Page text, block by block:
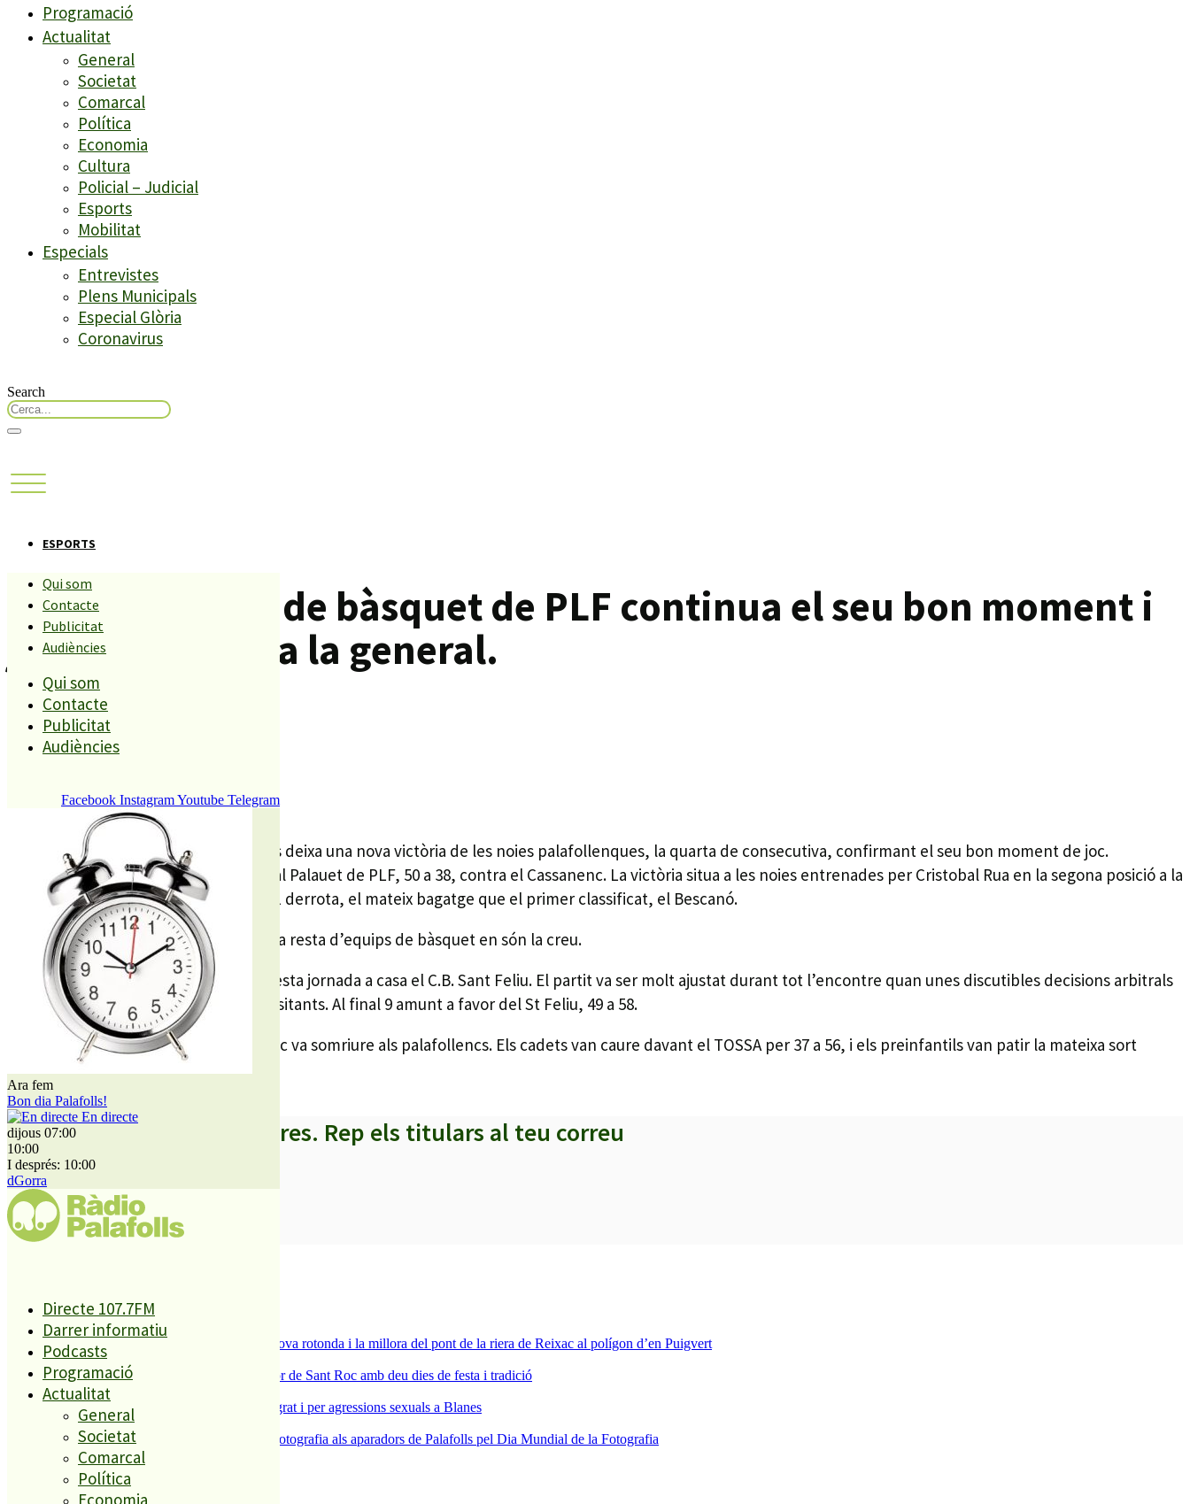
Programació
Actualitat
General
Societat
Comarcal
Política
Economia
Cultura
Policial – Judicial
Esports
Mobilitat
Especials
Entrevistes
Plens Municipals
Especial Glòria
Coronavirus
Search
Qui som
Contacte
Publicitat
Audiències
Qui som
Contacte
Publicitat
Audiències
Facebook InstagramYoutube Telegram
Ara fem
Bon dia Palafolls!
En directe
dijous 07:00
10:00
I després: 10:00
dGorra
Directe 107.7FM
Darrer informatiu
Podcasts
Programació
Actualitat
General
Societat
Comarcal
Política
Economia
ESPORTS
L’equip femení de bàsquet de PLF continua el seu bon moment i
ja són segones a la general.
Compartiu aquesta història
28 OCTUBRE, 2008
La jornada esportiva en el bàsquet ens deixa una nova victòria de les noies palafollenques, la quarta de consecutiva, confirmant el seu bon moment de joc.
Les noies es van imposar de 12 punts al Palauet de PLF, 50 a 38, contra el Cassanenc. La victòria situa a les noies entrenades per Cristobal Rua en la segona posició a la
taula de classificació amb 4 victòries i 1 derrota, el mateix bagatge que el primer classificat, el Bescanó.
Si les noies són la cara de la moneda, la resta d’equips de bàsquet en són la creu.
El senio masculí va tornar a caure aquesta jornada a casa el C.B. Sant Feliu. El partit va ser molt ajustat durant tot l’encontre quan unes discutibles decisions arbitrals
van decantar la balança a favor dels visitants. Al final 9 amunt a favor del St Feliu, 49 a 58.
A les categories inferiors la sort tampoc va somriure als palafollencs. Els cadets van caure davant el TOSSA per 37 a 56, i els preinfantils van patir la mateixa sort
devant el TORDERA per un 65 a 72.
A partir d’ara no et perdis res. Rep els titulars al teu correu
SUBSCRIURE’M
ESPORTS CAP DE SETMANA
2
S’aprova definitivament el projecte de la nova rotonda i la millora del pont de la riera de Reixac al polígon d’en Puigvert
3
Malgrat de Mar enceta demà la Festa Major de Sant Roc amb deu dies de festa i tradició
4
Dos detinguts per robatoris violents a Malgrat i per agressions sexuals a Blanes
L’ACEP i l’AFIC s’uneixen per portar la fotografia als aparadors de Palafolls pel Dia Mundial de la Fotografia
El més llegit